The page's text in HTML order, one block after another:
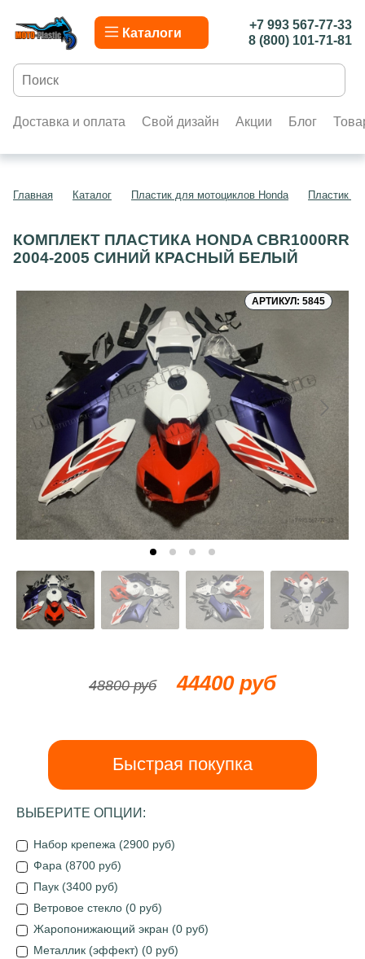
Каталоги
+7 993 567-77-33
8 (800) 101-71-81
Доставка и оплата Свой дизайн Акции Блог
Главная Каталог Пластик для мотоциклов Honda Пластик
КОМПЛЕКТ ПЛАСТИКА HONDA CBR1000RR
2004-2005 СИНИЙ КРАСНЫЙ БЕЛЫЙ
АРТИКУЛ: 5845
48800 руб 44400 руб
Быстрая покупка
ВЫБЕРИТЕ ОПЦИИ:
Набор крепежа (2900 руб)
Фара (8700 руб)
Паук (3400 руб)
Ветровое стекло (0 руб)
Жаропонижающий экран (0 руб)
Металлик (эффект) (0 руб)